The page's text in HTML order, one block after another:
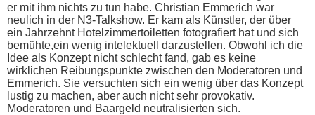
er mit ihm nichts zu tun habe. Christian Emmerich war
neulich in der N3-Talkshow. Er kam als Künstler, der über
ein Jahrzehnt Hotelzimmertoiletten fotografiert hat und sich
bemühte,ein wenig intelektuell darzustellen. Obwohl ich die
Idee als Konzept nicht schlecht fand, gab es keine
wirklichen Reibungspunkte zwischen den Moderatoren und
Emmerich. Sie versuchten sich ein wenig über das Konzept
lustig zu machen, aber auch nicht sehr provokativ.
Moderatoren und Baargeld neutralisierten sich.